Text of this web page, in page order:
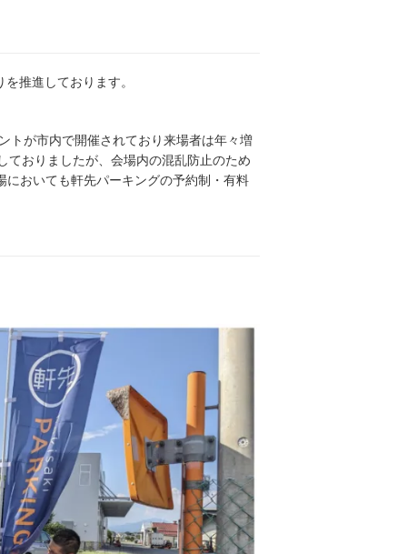
推進しております。
トが市内で開催されており来場者は年々増
ておりましたが、会場内の混乱防止のため
おいても軒先パーキングの予約制・有料